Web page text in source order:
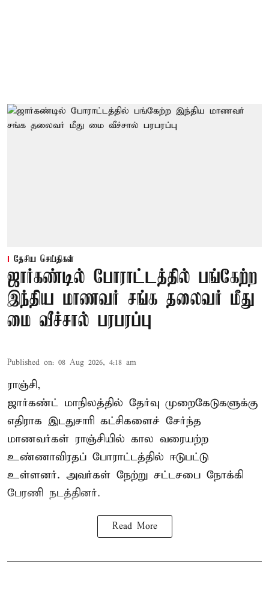
தேசிய செய்திகள்
ஜார்கண்டில் போராட்டத்தில் பங்கேற்ற
இந்திய மாணவர் சங்க தலைவர் மீது
மை வீச்சால் பரபரப்பு
Published on: 08 Aug 2026, 4:18 am
ராஞ்சி,
ஜார்கண்ட் மாநிலத்தில் தேர்வு முறைகேடுகளுக்கு
எதிராக இடதுசாரி கட்சிகளைச் சேர்ந்த
மாணவர்கள் ராஞ்சியில் கால வரையற்ற
உண்ணாவிரதப் போராட்டத்தில் ஈடுபட்டு
உள்ளனர். அவர்கள் நேற்று சட்டசபை நோக்கி
பேரணி நடத்தினர்.
Read More